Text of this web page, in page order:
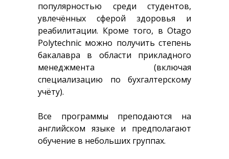
популярностью среди студентов,
увлечённых сферой здоровья и
реабилитации. Кроме того, в Otago
Polytechnic можно получить степень
бакалавра в области прикладного
менеджмента (включая
специализацию по бухгалтерскому
учёту).
Все программы преподаются на
английском языке и предполагают
обучение в небольших группах.